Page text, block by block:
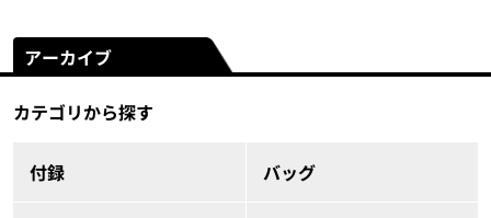
アーカイブ
カテゴリから探す
付録 バッグ